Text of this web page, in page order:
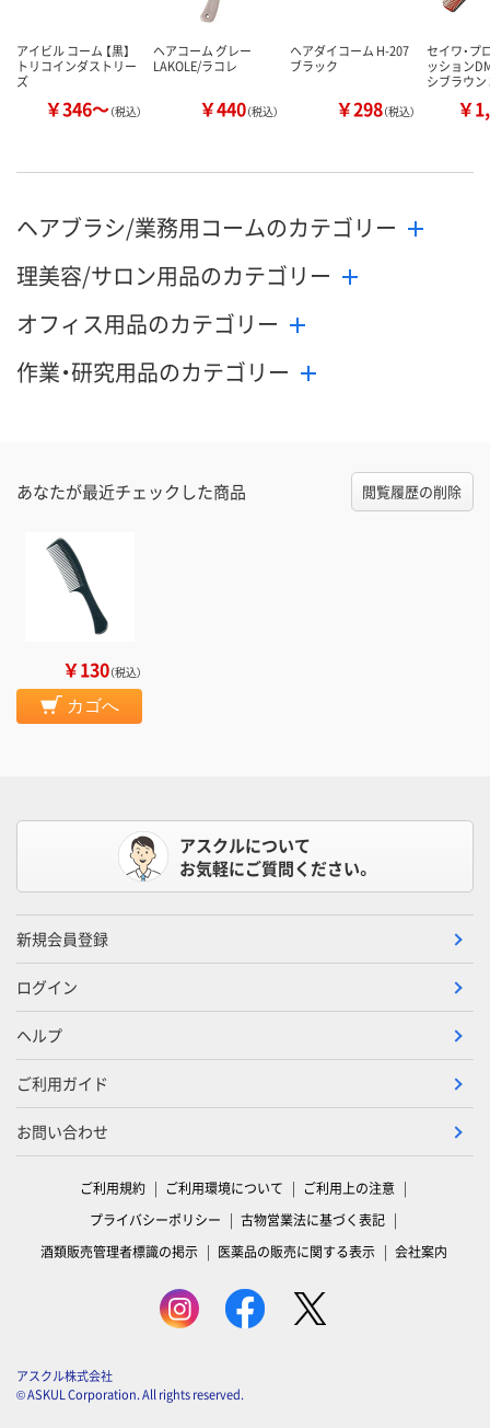
アイビル コーム 【黒】
トリコインダストリー
ズ
￥346～（税込）
ヘアコーム グレー
LAKOLE/ラコレ
￥440（税込）
ヘアダイコーム H-207
ブラック
￥298（税込）
セイワ・プ
ッション
シブラウ
￥
ヘアブラシ/業務用コームのカテゴリー
理美容/サロン用品のカテゴリー
オフィス用品のカテゴリー
作業・研究用品のカテゴリー
あなたが最近チェックした商品 閲覧履歴の削除
￥130（税込）
カゴへ
アスクルについて
お気軽にご質問ください。
新規会員登録
ログイン
ヘルプ
ご利用ガイド
お問い合わせ
ご利用規約 ご利用環境について
ご利用上の注意
プライバシーポリシー
古物営業法に基づく表記
酒類販売管理者標識の掲示
医薬品の販売に関する表示 会社案内
アスクル株式会社
© ASKUL Corporation. All rights reserved.